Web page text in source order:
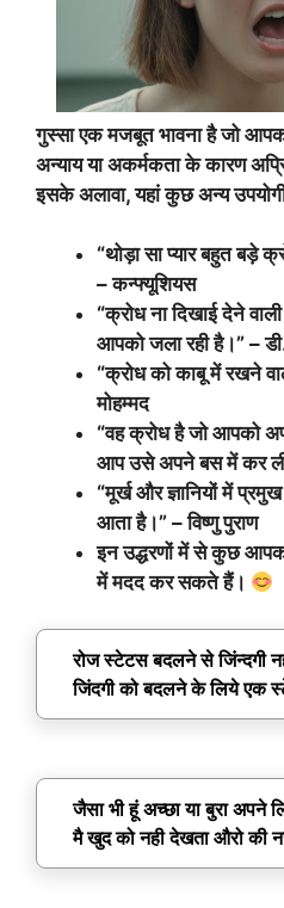
गुस्सा एक मजबूत भावना है जो
अन्याय या अकर्मकता के कारण
इसके अलावा, यहां कुछ अन्य
“थोड़ा सा प्यार बहुत बड़े
– कन्फ्यूशियस
“क्रोध ना दिखाई देने
आपको जला रही है।” –
“क्रोध को काबू में रखने
मोहम्मद
“वह क्रोध है जो आपको
आप उसे अपने बस में कर
“मूर्ख और ज्ञानियों में
आता है।” – विष्णु पुराण
इन उद्धरणों में से कुछ
में मदद कर सकते हैं।
रोज स्टेटस बदलने से जिंन्दगी
जिंदगी को बदलने के लिये एक
जैसा भी हूं अच्छा या बुरा अपने
मै खुद को नही देखता औरो की